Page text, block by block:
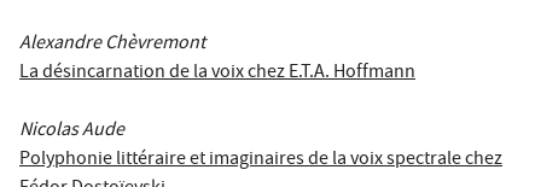
Alexandre Chèvremont
La désincarnation de la voix chez E.T.A. Hoffmann
Nicolas Aude
Polyphonie littéraire et imaginaires de la voix spectrale chez